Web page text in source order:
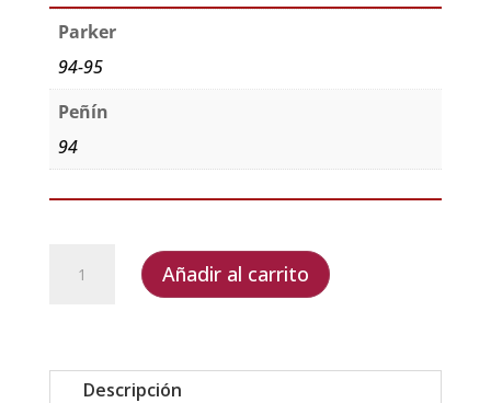
Parker
94-95
Peñín
94
Añadir al carrito
Descripción